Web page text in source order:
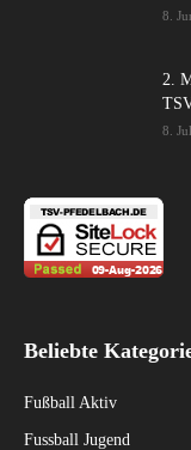
8.
2.
8.
Beliebte
Fußball Aktiv
Fussball Jugend